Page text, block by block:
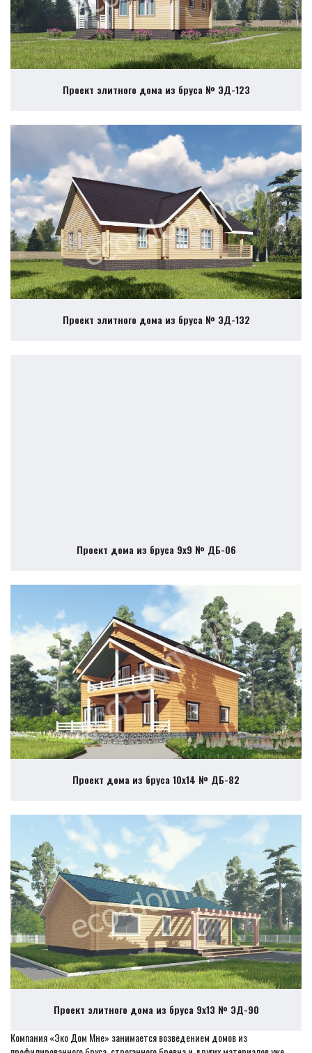
Проект элитного дома из бруса № ЭД-123
Проект элитного дома из бруса № ЭД-132
Проект дома из бруса 9х9 № ДБ-06
Проект дома из бруса 10х14 № ДБ-82
Проект элитного дома из бруса 9х13 № ЭД-90
Компания «Эко Дом Мне» занимается возведением домов из